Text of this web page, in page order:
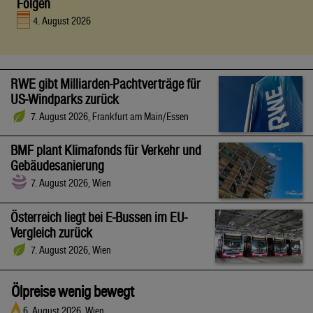
Folgen
4. August 2026
RWE gibt Milliarden-Pachtverträge für
US-Windparks zurück
7. August 2026, Frankfurt am Main/Essen
BMF plant Klimafonds für Verkehr und
Gebäudesanierung
7. August 2026, Wien
Österreich liegt bei E-Bussen im EU-
Vergleich zurück
7. August 2026, Wien
Ölpreise wenig bewegt